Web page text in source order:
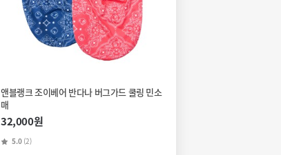
앤블랭크 조이베어 반다나 버그가드 쿨링 민소
매
32,000원
5.0 (2)